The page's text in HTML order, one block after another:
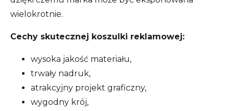
wielokrotnie.
Cechy skutecznej koszulki reklamowej:
wysoka jakość materiału,
trwały nadruk,
atrakcyjny projekt graficzny,
wygodny krój,